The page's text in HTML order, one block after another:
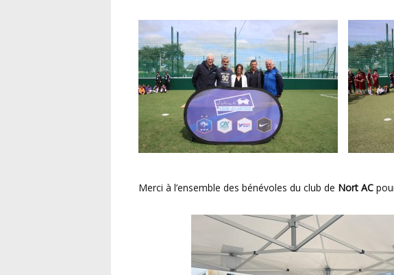
Merci à l’ensemble des bénévoles du club de Nort AC